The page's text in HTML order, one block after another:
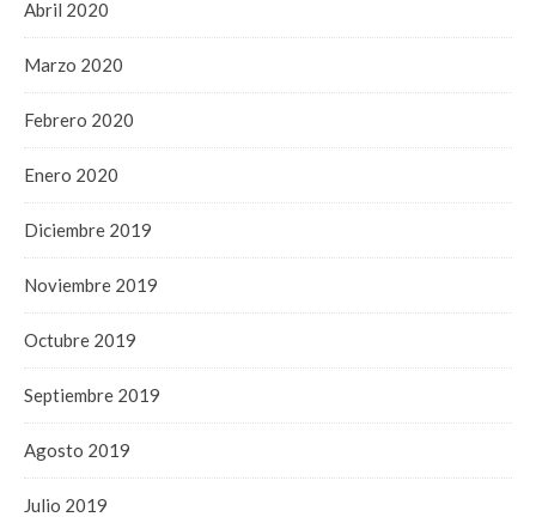
Abril 2020
Marzo 2020
Febrero 2020
Enero 2020
Diciembre 2019
Noviembre 2019
Octubre 2019
Septiembre 2019
Agosto 2019
Julio 2019